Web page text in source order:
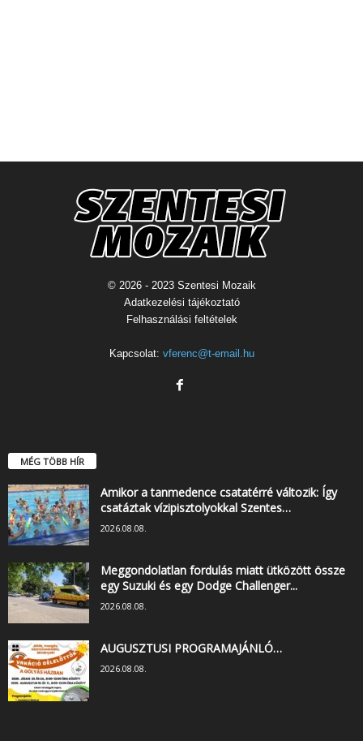
© 2026 - 2023 Szentesi Mozaik
Adatkezelési tájékoztató
Felhasználási feltételek
Kapcsolat: vferenc@t-email.hu
MÉG TÖBB HÍR
Amikor a tanmedence csatatérré változik: Így
csatáztak vízipisztolyokkal Szentes…
2026.08.08.
Meggondolatlan fordulás miatt ütközött össze
egy Suzuki és egy Dodge Challenger...
2026.08.08.
AUGUSZTUSI PROGRAMAJÁNLÓ…
2026.08.08.